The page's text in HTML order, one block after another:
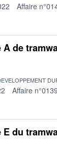
Affaire
de
Affaire
du